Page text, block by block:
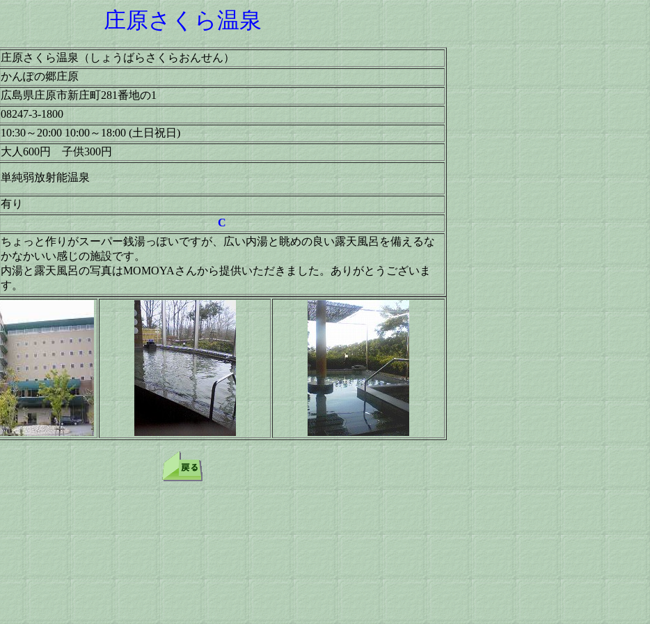
庄原さくら温泉
庄原さくら温泉（しょうばらさくらおんせん）
かんぽの郷庄原
広島県庄原市新庄町281番地の1
08247-3-1800
10:30～20:00 10:00～18:00 (土日祝日)
大人600円 子供300円
単純弱放射能温泉
有り
C
ちょっと作りがスーパー銭湯っぽいですが、広い内湯と眺めの良い露天風呂を備えるな
かなかいい感じの施設です。
内湯と露天風呂の写真はMOMOYAさんから提供いただきました。ありがとうございま
す。